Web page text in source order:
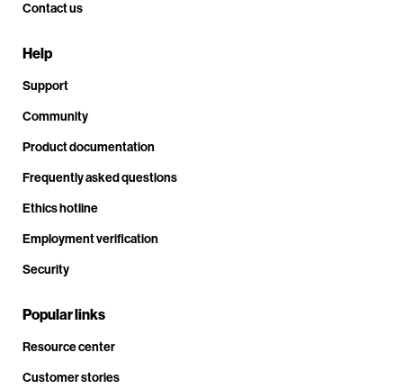
Contact us
Help
Support
Community
Product documentation
Frequently asked questions
Ethics hotline
Employment verification
Security
Popular links
Resource center
Customer stories